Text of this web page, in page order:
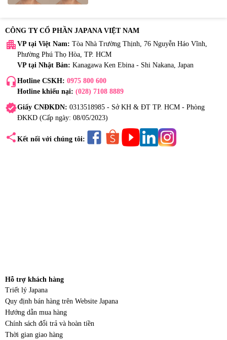
CÔNG TY CỔ PHẦN JAPANA VIỆT NAM
apartment VP tại Việt Nam: Tòa Nhà Trường Thịnh, 76 Nguyễn Háo Vĩnh,
Phường Phú Thọ Hòa, TP. HCM
VP tại Nhật Bản: Kanagawa Ken Ebina - Shi Nakana, Japan
headset_mic Hotline CSKH: 0975 800 600
Hotline khiếu nại: (028) 7108 8889
verifiedGiấy CNĐKDN: 0313518985 - Sở KH & ĐT TP. HCM - Phòng
ĐKKD (Cấp ngày: 08/05/2023)
share Kết nối với chúng tôi:
Hỗ trợ khách hàng
Triết lý Japana
Quy định bán hàng trên Website Japana
Hướng dẫn mua hàng
Chính sách đổi trả và hoàn tiền
Thời gian giao hàng